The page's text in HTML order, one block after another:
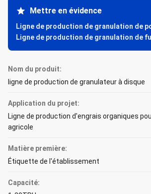
Mettre en évidence
Ligne de production de granulation de
Ligne de production de granulation de
Nom du produit:
ligne de production de granulateur à disque
Application du projet:
Ligne de production d'engrais organiques
agricole
Matière première:
Étiquette de l'établissement
Capacité: